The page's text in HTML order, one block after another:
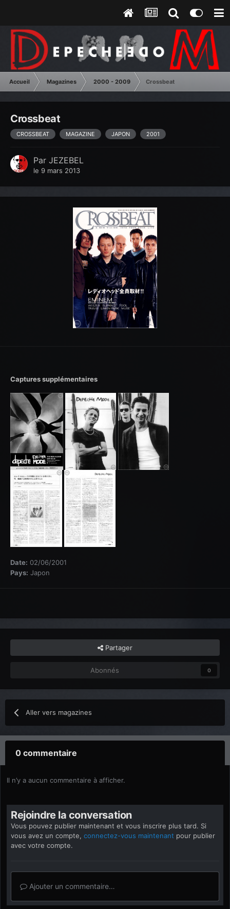
Accueil Magazines 2000 - 2009 Crossbeat
Crossbeat
CROSSBEAT MAGAZINE JAPON 2001
Par JEZEBEL
le 9 mars 2013
Captures supplémentaires
Date: 02/06/2001
Pays: Japon
Partager
Abonnés 0
Aller vers magazines
0 commentaire
Il n’y a aucun commentaire à afficher.
Rejoindre la conversation
Vous pouvez publier maintenant et vous inscrire plus tard. Si
vous avez un compte, connectez-vous maintenant pour publier
avec votre compte.
Ajouter un commentaire…